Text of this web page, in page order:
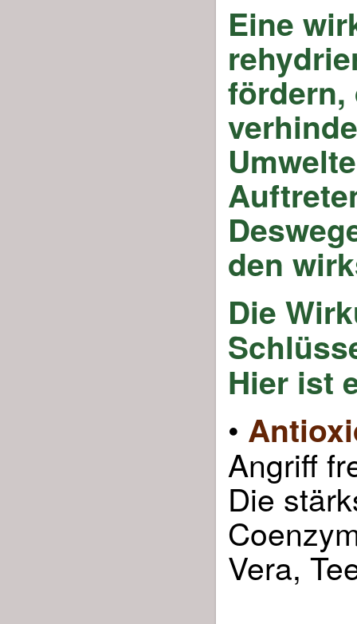
Eine
fördern,
den
Die
Hier ist
•
Angriff
Die
Vera,